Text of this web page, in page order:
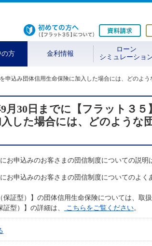
初めての方へ 資
の方 金利情報
ローン
シミュレーショ
申込み団体信用生命保険に加入した場合には、どのよう
9月30日までに【フラット３
した場合には、どのような
お申込みのお客さまの団信制度についての説明
お申込みのお客さまの団信制度についてのよく
証型）】の団体信用生命保険については、取
証型）】の詳細は、
こちらをご覧ください。